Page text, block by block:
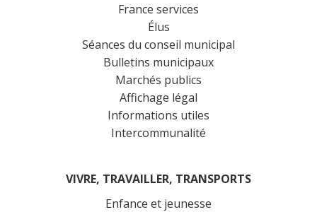
France services
Élus
Séances du conseil municipal
Bulletins municipaux
Marchés publics
Affichage légal
Informations utiles
Intercommunalité
VIVRE, TRAVAILLER, TRANSPORTS
Enfance et jeunesse